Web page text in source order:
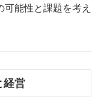
能性と課題を考え
経営